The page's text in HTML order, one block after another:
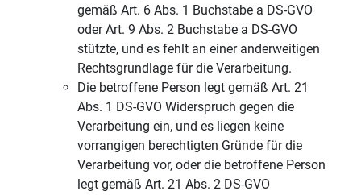
gemäß Art. 6 Abs. 1 Buchstabe a DS-GVO
oder Art. 9 Abs. 2 Buchstabe a DS-GVO
stützte, und es fehlt an einer anderweitigen
Rechtsgrundlage für die Verarbeitung.
Die betroffene Person legt gemäß Art. 21
Abs. 1 DS-GVO Widerspruch gegen die
Verarbeitung ein, und es liegen keine
vorrangigen berechtigten Gründe für die
Verarbeitung vor, oder die betroffene Person
legt gemäß Art. 21 Abs. 2 DS-GVO